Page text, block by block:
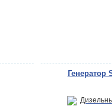
Генератор